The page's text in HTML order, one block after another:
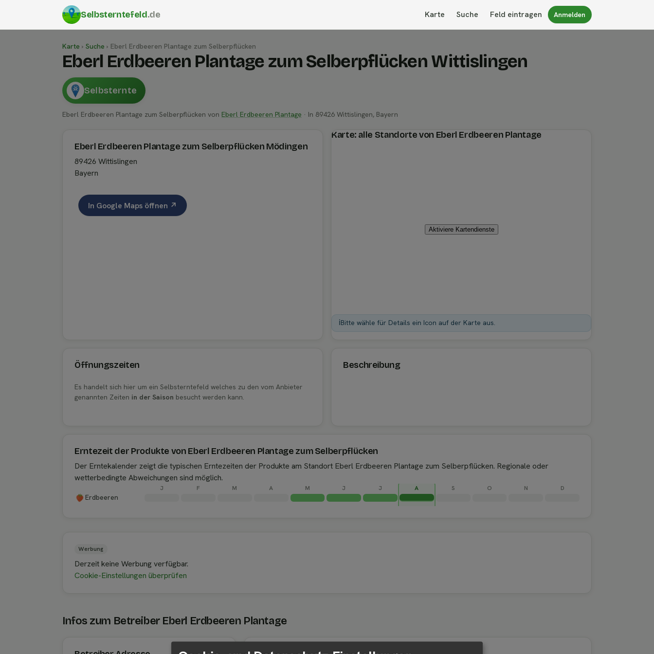
Selbsterntefeld.de Karte Suche Feld eintragen Anmelden
Karte › Suche › Eberl Erdbeeren Plantage zum Selberpflücken
Eberl Erdbeeren Plantage zum Selberpflücken Wittislingen
Selbsternte
Eberl Erdbeeren Plantage zum Selberpflücken von Eberl Erdbeeren Plantage · In 89426 Wittislingen, Bayern
Eberl Erdbeeren Plantage zum Selberpflücken Mödingen
89426 Wittislingen
Bayern
In Google Maps öffnen ↗
Karte: alle Standorte von Eberl Erdbeeren Plantage
Aktiviere Kartendienste
ℹ️Bitte wähle für Details ein Icon auf der Karte aus.
Öffnungszeiten
Es handelt sich hier um ein Selbsterntefeld welches zu den vom Anbieter
genannten Zeiten in der Saison besucht werden kann.
Beschreibung
Erntezeit der Produkte von Eberl Erdbeeren Plantage zum Selberpflücken
Der Erntekalender zeigt die typischen Erntezeiten der Produkte am Standort Eberl Erdbeeren Plantage zum Selberpflücken. Regionale oder
wetterbedingte Abweichungen sind möglich.
J F M A M J J A S O N D
Erdbeeren
Werbung
Derzeit keine Werbung verfügbar.
Cookie-Einstellungen überprüfen
Infos zum Betreiber Eberl Erdbeeren Plantage